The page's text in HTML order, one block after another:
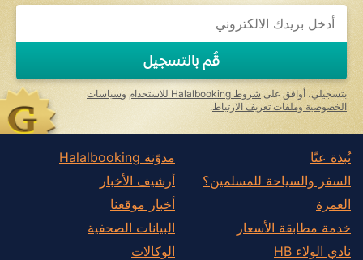
قُم بالتسجيل
بتسجيلي، أوافق على شروط Halalbooking للاستخدام وسياسات
الخصوصية وملفات تعريف الارتباط .
نُبذة عنّا
السفر والسياحة للمسلمين؟
العمرة
خدمة مطابقة الأسعار
نادي الولاء HB
مدوّنة Halalbooking
أرشيف الأخبار
أخبار موقعنا
البيانات الصحفية
الوكالات